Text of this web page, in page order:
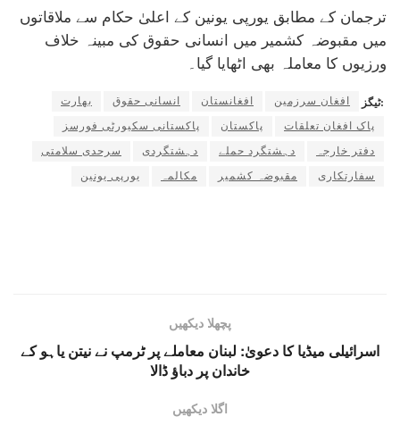
ترجمان کے مطابق یورپی یونین کے اعلیٰ حکام سے ملاقاتوں
میں مقبوضہ کشمیر میں انسانی حقوق کی مبینہ خلاف
ورزیوں کا معاملہ بھی اٹھایا گیا۔
ٹیگز: افغان سرزمین افغانستان انسانی حقوق
بھارت
پاک افغان تعلقات
پاکستان
پاکستانی سکیورٹی فورسز
دفتر خارجہ
دہشتگرد حملے دہشتگردی
سرحدی سلامتی
سفارتکاری
مقبوضہ کشمیر مکالمہ یورپی یونین
پچھلا دیکھیں
اسرائیلی میڈیا کا دعویٰ: لبنان معاملے پر ٹرمپ نے نیتن یاہو کے
خاندان پر دباؤ ڈالا
اگلا دیکھیں